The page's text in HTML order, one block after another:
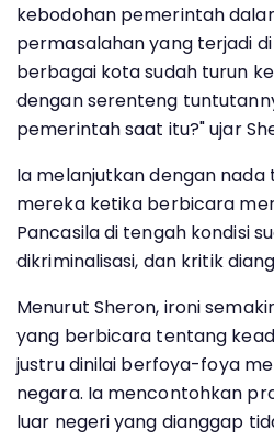
kebodohan pemerintah
permasalahan yang terjadi
berbagai kota sudah turun
dengan serenteng
pemerintah saat itu?" ujar
Ia melanjutkan dengan nada
mereka ketika berbicara
Pancasila di tengah kondisi
dikriminalisasi, dan kritik
Menurut Sheron, ironi
yang berbicara tentang
justru dinilai berfoya-foya
negara. Ia mencontohkan
luar negeri yang dianggap